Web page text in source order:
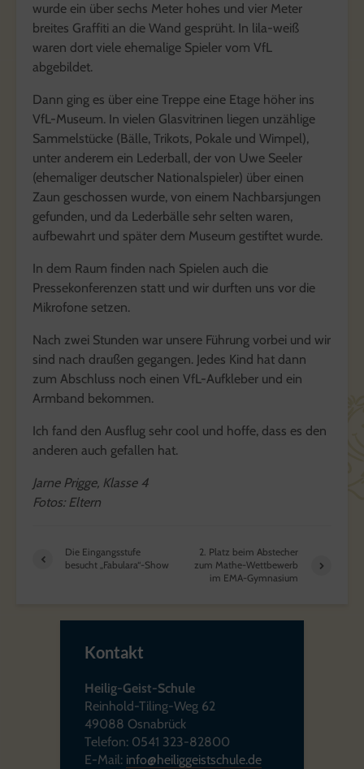
wurde ein über sechs Meter hohes und vier Meter
breites Graffiti an die Wand gesprüht. In lila-weiß
waren dort viele ehemalige Spieler vom VfL
abgebildet.
Dann ging es über eine Treppe eine Etage höher ins
VfL-Museum. In vielen Glasvitrinen liegen unzählige
Sammelstücke (Bälle, Trikots, Pokale und Wimpel),
unter anderem ein Lederball, der von Uwe Seeler
(ehemaliger deutscher Nationalspieler) über einen
Zaun geschossen wurde, von einem Nachbarsjungen
gefunden, und da Lederbälle sehr selten waren,
aufbewahrt und später dem Museum gestiftet wurde.
In dem Raum finden nach Spielen auch die
Pressekonferenzen statt und wir durften uns vor die
Mikrofone setzen.
Nach zwei Stunden war unsere Führung vorbei und wir
sind nach draußen gegangen. Jedes Kind hat dann
zum Abschluss noch einen VfL-Aufkleber und ein
Armband bekommen.
Ich fand den Ausflug sehr cool und hoffe, dass es den
anderen auch gefallen hat.
Jarne Prigge, Klasse 4
Fotos: Eltern
Die Eingangsstufe
besucht „Fabulara“-Show
2. Platz beim Abstecher
zum Mathe-Wettbewerb
im EMA-Gymnasium
Kontakt
Heilig-Geist-Schule
Reinhold-Tiling-Weg 62
49088 Osnabrück
Telefon: 0541 323-82800
E-Mail: info@heiliggeistschule.de